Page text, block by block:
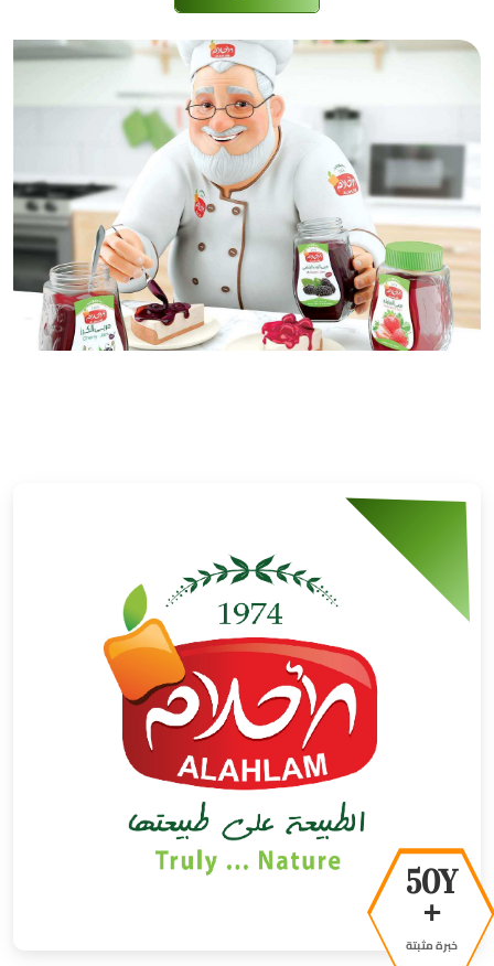
50Y
+
خبرة مثبتة